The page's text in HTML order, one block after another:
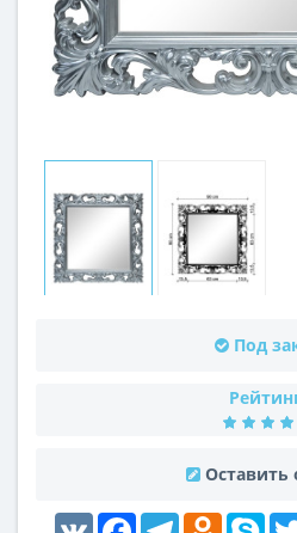
Под
Оставить
VK FacebookTelegram